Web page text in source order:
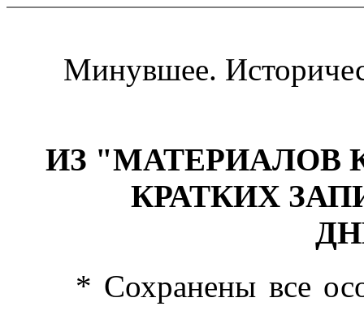
Минувшее.
ИЗ "МАТЕРИАЛОВ
КРАТКИХ
* Сохранены все